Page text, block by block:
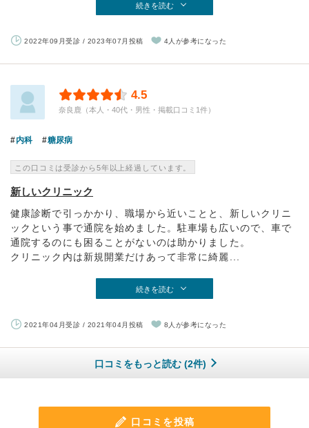
続きを読む
2022年09月受診 / 2023年07月投稿 4人が参考になった
4.5
奈良鹿（本人・40代・男性・掲載口コミ1件）
内科 糖尿病
この口コミは受診から5年以上経過しています。
新しいクリニック
健康診断で引っかかり、職場から近いことと、新しいクリニ
ックという事で通院を始めました。駐車場も広いので、車で
通院するのにも困ることがないのは助かりました。
クリニック内は新規開業だけあって非常に綺麗...
続きを読む
2021年04月受診 / 2021年04月投稿 8人が参考になった
口コミをもっと読む (2件)
口コミを投稿